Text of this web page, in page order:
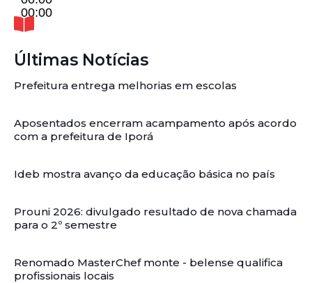
00:00
Últimas Notícias
Prefeitura entrega melhorias em escolas
Aposentados encerram acampamento após acordo
com a prefeitura de Iporá
Ideb mostra avanço da educação básica no país
Prouni 2026: divulgado resultado de nova chamada
para o 2º semestre
Renomado MasterChef monte - belense qualifica
profissionais locais